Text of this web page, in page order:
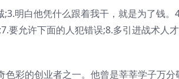
明白他凭什么跟着我干，就是为了钱。
要允许下面的人犯错误;8.多引进战术人才
色彩的创业者之一。他曾是莘莘学子万分